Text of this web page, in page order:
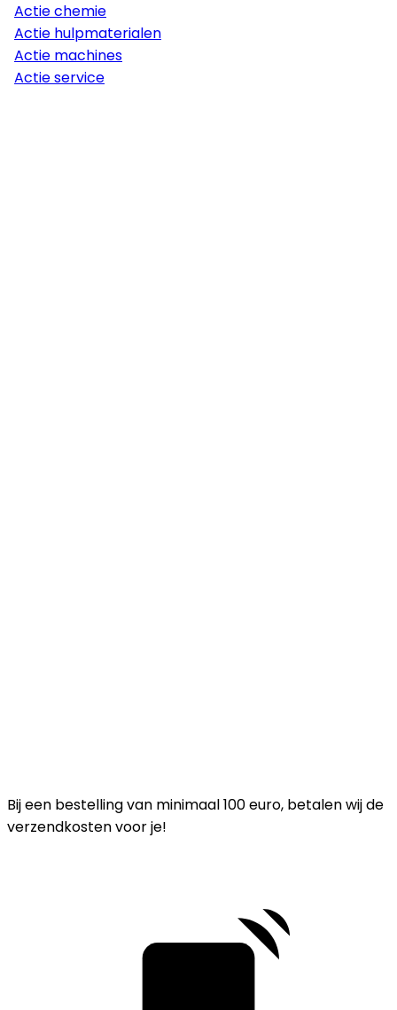
Bij een bestelling van minimaal 100 euro, betalen wij de
verzendkosten voor je!
Actie chemie
Actie hulpmaterialen
Actie machines
Actie service